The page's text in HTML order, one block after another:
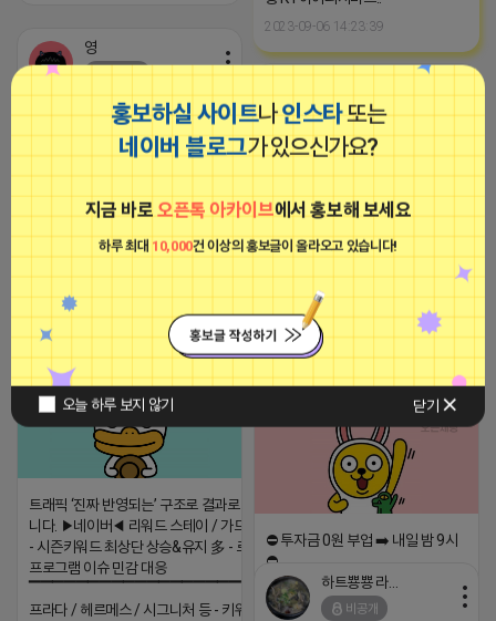
홍보하실 사이트나인스타또는
네이버 블로그가 있으신가요?
지금 바로오픈톡 아카이브에서 홍보해 보세요
하루 최대10,000건 이상의 홍보글이 올라오고 있습니다!
오늘 하루 보지 않기 닫기
2023-09-06 14:23:39
영
비공개
2024-01-17 15:41 댓글: 0개
비공개
2024-01-17 11:48
비공개
트래픽 ‘진짜 반영되는’ 구조로 결과로 보여드립
니다. ▶네이버◀ 리워드 스테이 / 가드 / 자몽 등
- 시즌키워드 최상단 상승&유지 多 - 로직변화,
프로그램 이슈 민감 대응
▔▔▔▔▔▔▔▔▔▔▔▔▔▔▔▔▔▔ ▶쿠팡◀
프라다 / 헤르메스 / 시그니처 등 - 키워드 검색
⛔️ 투자금 0원 부업 ➡️ 내일 밤 9시
⛔️
2026-04-18 17:23
하트뿅뿅 라이언
비공개